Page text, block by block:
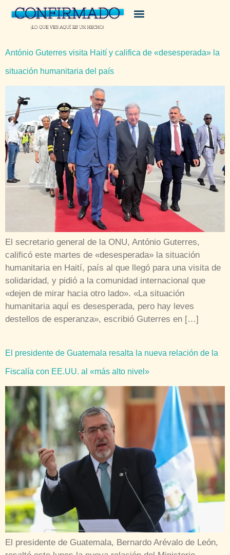
António Guterres visita Haití y califica de «desesperada» la
situación humanitaria del país
El secretario general de la ONU, António Guterres,
calificó este martes de «desesperada» la situación
humanitaria en Haití, país al que llegó para una visita de
solidaridad, y pidió a la comunidad internacional que
«dejen de mirar hacia otro lado». «La situación
humanitaria aquí es desesperada, pero hay leves
destellos de esperanza», escribió Guterres en […]
El presidente de Guatemala resalta la nueva relación de la
Fiscalía con EE.UU. al «más alto nivel»
El presidente de Guatemala, Bernardo Arévalo de León,